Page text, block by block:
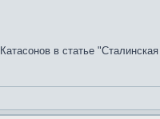
в статье "Сталинская